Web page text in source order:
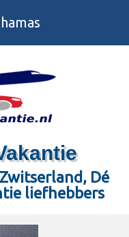
Dé
liefhebbers